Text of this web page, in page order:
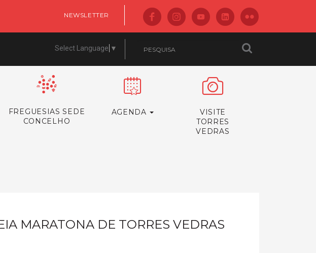
NEWSLETTER
Select Language ▼
FREGUESIAS SEDE
CONCELHO
AGENDA
VISITE
TORRES
VEDRAS
MARATONA DE TORRES VEDRAS